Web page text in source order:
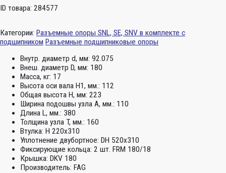
ID товара: 284577
Категории: Разъемные опоры SNL, SE, SNV в комплекте с
подшипником Разъемные подшипниковые опоры
Внутр. диаметр d, мм: 92.075
Внеш. диаметр D, мм: 180
Масса, кг: 17
Высота оси вала H1, мм.: 112
Общая высота H, мм: 223
Ширина подошвы узла А, мм.: 110
Длина L, мм.: 380
Толщина узла T, мм.: 160
Втулка: H 220x310
Уплотнение двубортное: DH 520x310
Фиксирующие кольца: 2 шт. FRM 180/18
Крышка: DKV 180
Производитель: FAG